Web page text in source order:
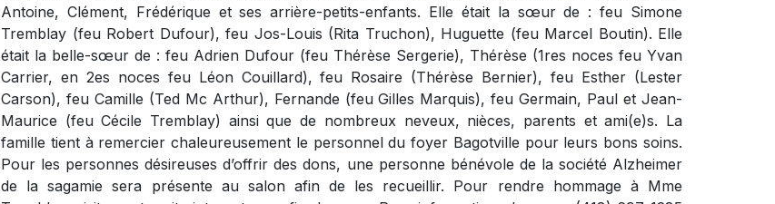
Antoine, Clément, Frédérique et ses arrière-petits-enfants. Elle était la sœur de : feu Simone
Tremblay (feu Robert Dufour), feu Jos-Louis (Rita Truchon), Huguette (feu Marcel Boutin). Elle
était la belle-sœur de : feu Adrien Dufour (feu Thérèse Sergerie), Thérèse (1res noces feu Yvan
Carrier, en 2es noces feu Léon Couillard), feu Rosaire (Thérèse Bernier), feu Esther (Lester
Carson), feu Camille (Ted Mc Arthur), Fernande (feu Gilles Marquis), feu Germain, Paul et Jean-
Maurice (feu Cécile Tremblay) ainsi que de nombreux neveux, nièces, parents et ami(e)s. La
famille tient à remercier chaleureusement le personnel du foyer Bagotville pour leurs bons soins.
Pour les personnes désireuses d’offrir des dons, une personne bénévole de la société Alzheimer
de la sagamie sera présente au salon afin de les recueillir. Pour rendre hommage à Mme